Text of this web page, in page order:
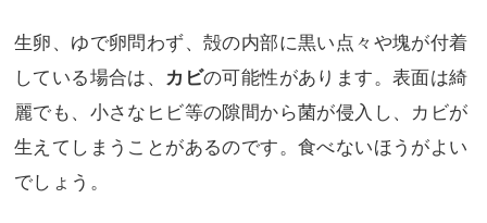
生卵、ゆで卵問わず、殻の内部に黒い点々や塊が付着
している場合は、 カビの可能性があります。表面は綺
麗でも、小さなヒビ等の隙間から菌が侵入し、カビが
生えてしまうことがあるのです。食べないほうがよい
でしょう。